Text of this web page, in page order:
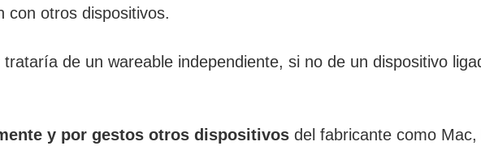
con otros dispositivos.
de un wareable independiente, si no de un dispositivo
y por gestos otros dispositivos del fabricante como